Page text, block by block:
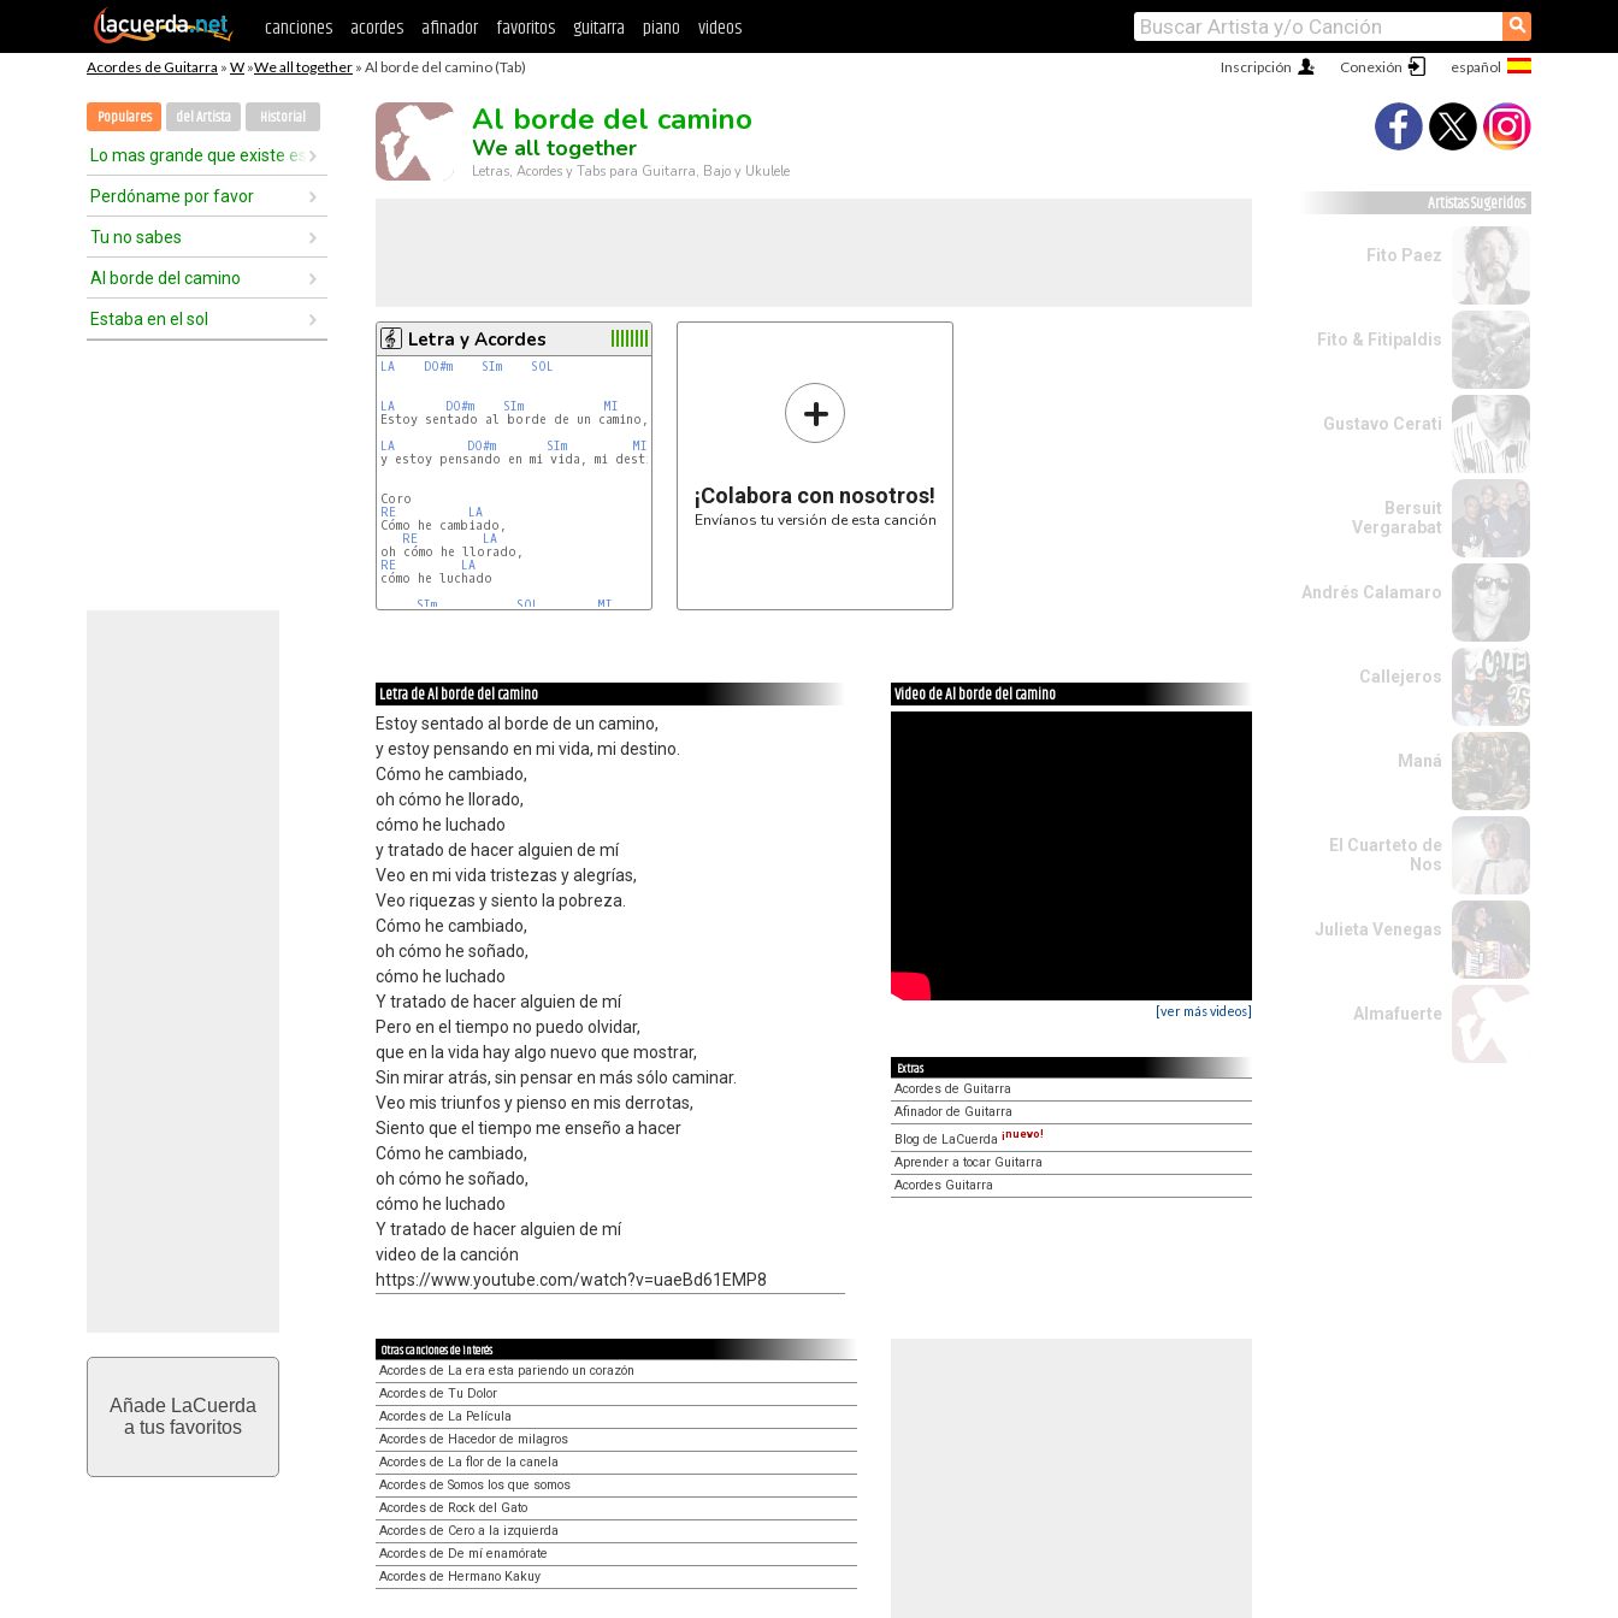
canciones acordes afinador favoritos guitarra piano videos ⚲
Acordes de Guitarra » W »We all together » Al borde del camino (Tab) Conexión
Inscripción
Populares del Artista Historial
Lo mas grande que existe es el amor
Perdóname por favor
Tu no sabes
Al borde del camino
Estaba en el sol
Añade LaCuerda
a tus favoritos
Al borde del camino
We all together
Letras, Acordes y Tabs para Guitarra, Bajo y Ukulele
Letra y Acordes
LA DO#m SIm SOL
LA DO#m SIm
MI
Estoy sentado al borde de un camino,
LA
DO#m SIm
MI
y estoy pensando en mi vida, mi destino.
RE
LA
Cómo he cambiado,
RE
LA
RE
LA
cómo he luchado
SIm
SOL
MI
+
¡Colabora con nosotros!
Envíanos tu versión de esta canción
Letra de Al borde del camino
Estoy sentado al borde de un camino,
y estoy pensando en mi vida, mi destino.
Cómo he cambiado,
oh cómo he llorado,
cómo he luchado
y tratado de hacer alguien de mí
Veo en mi vida tristezas y alegrías,
Veo riquezas y siento la pobreza.
Cómo he cambiado,
oh cómo he soñado,
cómo he luchado
Y tratado de hacer alguien de mí
Pero en el tiempo no puedo olvidar,
que en la vida hay algo nuevo que mostrar,
Sin mirar atrás, sin pensar en más sólo caminar.
Veo mis triunfos y pienso en mis derrotas,
Siento que el tiempo me enseño a hacer
Cómo he cambiado,
oh cómo he soñado,
cómo he luchado
Y tratado de hacer alguien de mí
video de la canción
https://www.youtube.com/watch?v=uaeBd61EMP8
Video de Al borde del camino
[ver más videos]
Extras
Acordes de Guitarra
Afinador de Guitarra
Blog de LaCuerda ¡nuevo!
Aprender a tocar Guitarra
Acordes Guitarra
Otras canciones de interés
Acordes de La era esta pariendo un corazón
Acordes de Tu Dolor
Acordes de La Película
Acordes de Hacedor de milagros
Acordes de La flor de la canela
Acordes de Somos los que somos
Acordes de Rock del Gato
Acordes de Cero a la izquierda
Acordes de De mí enamórate
Acordes de Hermano Kakuy
Artistas Sugeridos
Fito Paez
Fito & Fitipaldis
Gustavo Cerati
Bersuit
Vergarabat
Andrés Calamaro
Callejeros
Maná
El Cuarteto de
Nos
Julieta Venegas
Almafuerte